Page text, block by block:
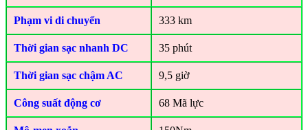
Phạm vi di chuyển 333 km
Thời gian sạc nhanh DC 35 phút
Thời gian sạc chậm AC 9,5 giờ
Công suất động cơ 68 Mã lực